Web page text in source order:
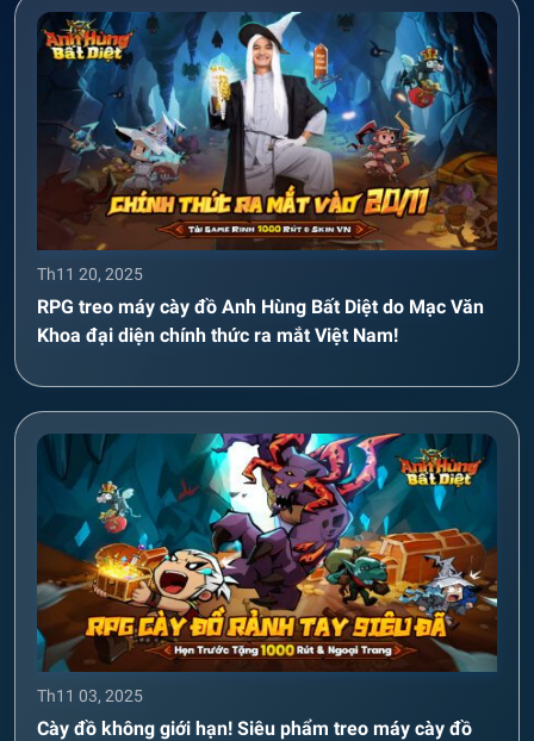
Th11 20, 2025
RPG treo máy cày đồ Anh Hùng Bất Diệt do Mạc Văn
Khoa đại diện chính thức ra mắt Việt Nam!
Th11 03, 2025
Cày đồ không giới hạn! Siêu phẩm treo máy cày đồ